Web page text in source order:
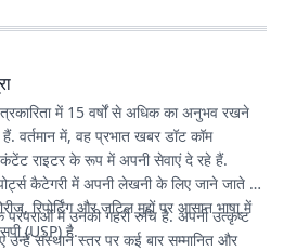
में 15 वर्षों से अधिक का अनुभव रखने
वर्तमान में, वह प्रभात खबर डॉट कॉम
राइटर के रूप में अपनी सेवाएं दे रहे हैं.
कैटेगरी में अपनी लेखनी के लिए जाने जाते हैं.
रिपोर्टिंग और जटिल मुद्दों पर आसान भाषा में
(USP) है.
में उनकी गहरी रुचि है. अपनी उत्कृष्ट
उन्हें संस्थान स्तर पर कई बार सम्मानित और